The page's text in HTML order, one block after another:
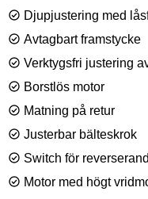
nos och feed-on-return
i linje med bitset redan
ger både bättre sikt och
skruvlängder 25-75mm.
Djupjustering med
Avtagbart framstycke
Verktygsfri justering
Borstlös motor
Matning på retur
Justerbar bälteskrok
Switch för
Motor med högt